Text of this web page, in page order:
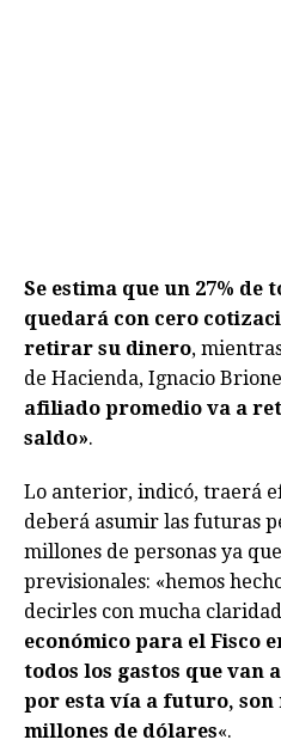
Se estima que un 27% de
quedará con cero
retirar su dinero,
de Hacienda, Ignacio
afiliado promedio va a
saldo».
Lo anterior, indicó, traerá
deberá asumir las futuras
millones de personas ya
previsionales: «hemos
decirles con mucha
económico para el Fisco
todos los gastos que van
por esta vía a futuro, son
millones de dólares«.